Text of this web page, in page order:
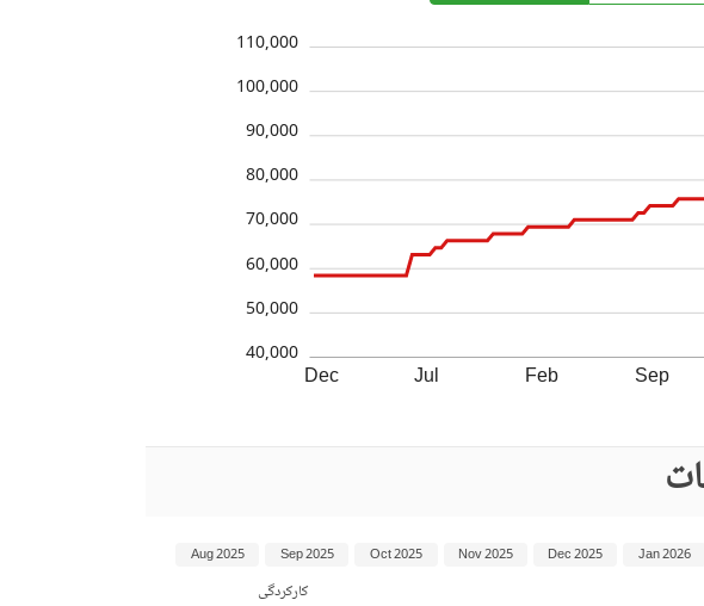
Dec Jul Feb Sep
40,000
50,000
60,000
70,000
80,000
90,000
100,000
110,000
کارکردگی
Jan 2026
Dec 2025
Nov 2025
Oct 2025
Sep 2025
Aug 2025